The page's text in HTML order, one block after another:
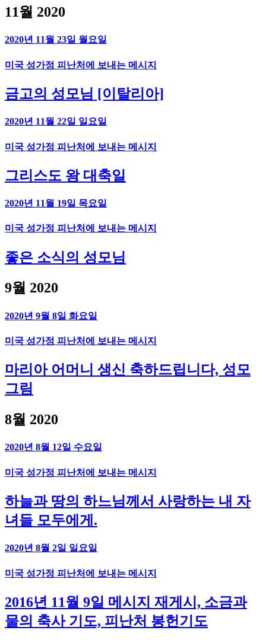
11월 2020
2020년 11월 23일 월요일
미국 성가정 피난처에 보내는 메시지
금고의 성모님 [이탈리아]
2020년 11월 22일 일요일
미국 성가정 피난처에 보내는 메시지
그리스도 왕 대축일
2020년 11월 19일 목요일
미국 성가정 피난처에 보내는 메시지
좋은 소식의 성모님
9월 2020
2020년 9월 8일 화요일
미국 성가정 피난처에 보내는 메시지
마리아 어머니 생신 축하드립니다, 성모
그림
8월 2020
2020년 8월 12일 수요일
미국 성가정 피난처에 보내는 메시지
하늘과 땅의 하느님께서 사랑하는 내 자
녀들 모두에게.
2020년 8월 2일 일요일
미국 성가정 피난처에 보내는 메시지
2016년 11월 9일 메시지 재게시, 소금과
물의 축사 기도, 피난처 봉헌기도